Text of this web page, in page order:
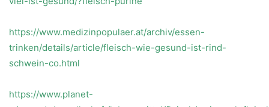
https://www.medizinpopulaer.at/archiv/essen-
trinken/details/article/fleisch-wie-gesund-ist-rind-
schwein-co.html
https://www.planet-